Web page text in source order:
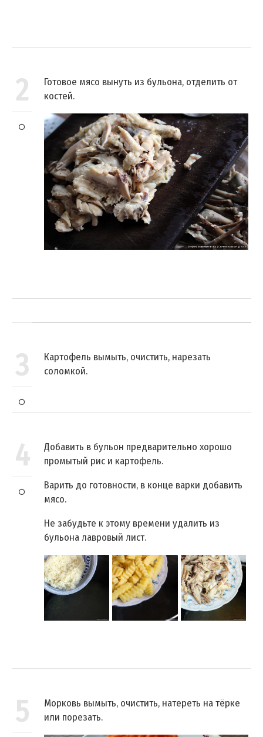
2
Готовое мясо вынуть из бульона, отделить от
костей.
3
Картофель вымыть, очистить, нарезать
соломкой.
4
Добавить в бульон предварительно хорошо
промытый рис и картофель.
Варить до готовности, в конце варки добавить
мясо.
Не забудьте к этому времени удалить из
бульона лавровый лист.
5
Морковь вымыть, очистить, натереть на тёрке
или порезать.